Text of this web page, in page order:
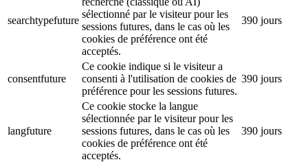
searchtypefuture
sélectionné par le visiteur pour les
sessions futures, dans le cas où les
cookies de préférence ont été
acceptés.
390 jours
consentfuture
Ce cookie indique si le visiteur a
consenti à l'utilisation de cookies de
préférence pour les sessions futures.
390 jours
langfuture
Ce cookie stocke la langue
sélectionnée par le visiteur pour les
sessions futures, dans le cas où les
cookies de préférence ont été
acceptés.
390 jours